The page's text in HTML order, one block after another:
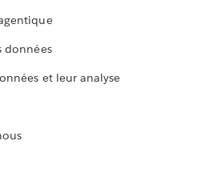
données
et leur analyse